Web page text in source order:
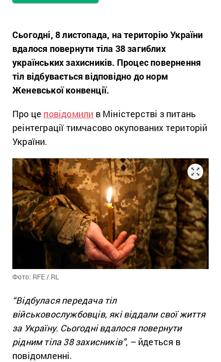
Сьогодні, 8 листопада, на територію України
вдалося повернути тіла 38 загиблих
українських захисників. Процес повернення
тіл відбувається відповідно до норм
Женевської конвенції.
Про це повідомили в Міністерстві з питань
реінтеграції тимчасово окупованих територій
України.
Фото: RFE / RL
“Відбулася передача тіл
військовослужбовців, які віддали свої життя
за Україну. Сьогодні вдалося повернути
рідним тіла 38 захисників”, – йдеться в
повідомленні.